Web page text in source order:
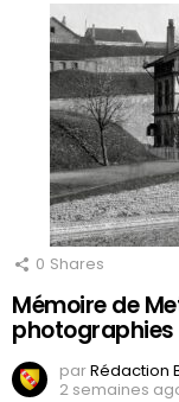
0 Shares
Mémoire de
parRédaction
2 semaines